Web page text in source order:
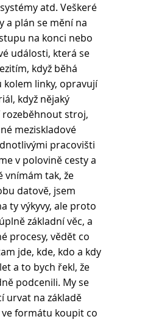
atd. Veškeré
a plán se mění na
na konci nebo
události, která se
když běhá
kolem linky, opravují
když nějaký
rozeběhnout stroj,
meziskladové
pracovišti
v polovině cesty a
vnímám tak, že
datově, jsem
ty výkyvy, ale proto
základní věc, a
procesy, vědět co
jde, kde, kdo a kdy
a to bych řekl, že
podcenili. My se
urvat na základě
formátu koupit co